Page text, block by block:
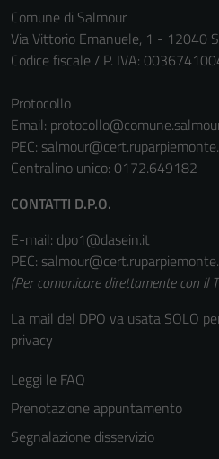
Comune di Salmour
Via Vittorio Emanuele, 1 - 12040
Codice fiscale / P. IVA:
Protocollo
Email:
PEC:
Centralino unico: 0172.649182
CONTATTI D.P.O.
E-mail: dpo1@dasein.it
PEC:
(Per comunicare direttamente con il
La mail del DPO va usata SOLO
privacy
Leggi le FAQ
Prenotazione appuntamento
Segnalazione disservizio